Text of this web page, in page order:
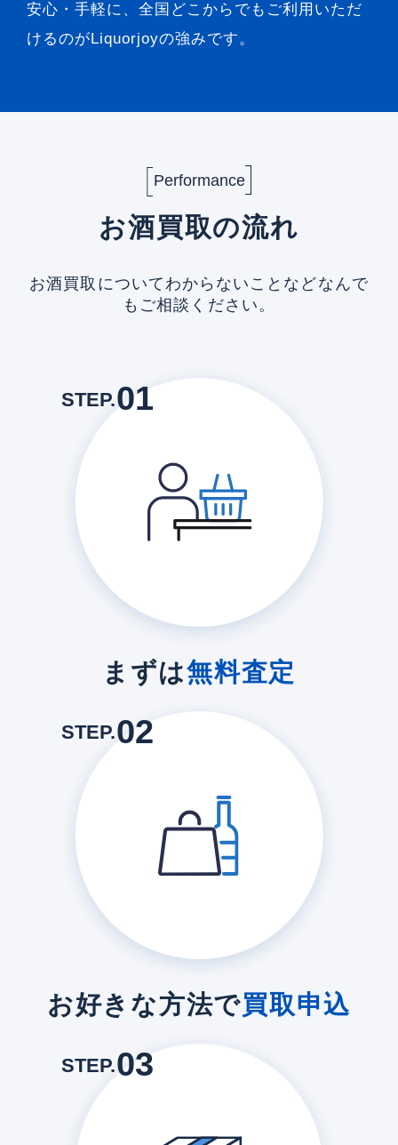
安心・手軽に、全国どこからでもご利用いただ
けるのがLiquorjoyの強みです。
Performance
お酒買取の流れ
お酒買取についてわからないことなどなんで
もご相談ください。
STEP.01
まずは無料査定
STEP.02
お好きな方法で買取申込
STEP.03